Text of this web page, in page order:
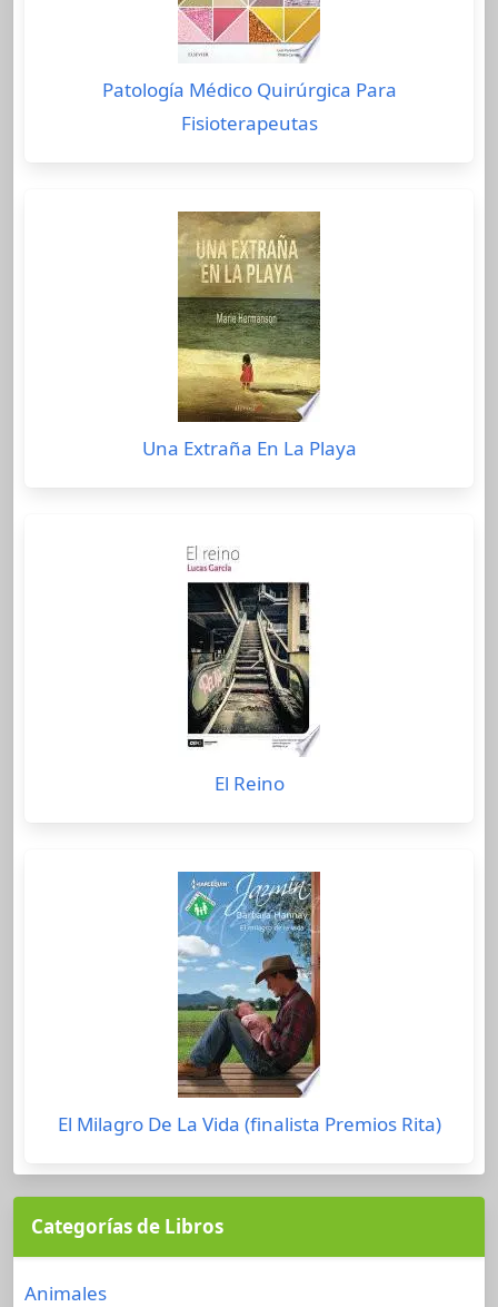
Patología Médico Quirúrgica Para
Fisioterapeutas
Una Extraña En La Playa
El Reino
El Milagro De La Vida (finalista Premios Rita)
Categorías de Libros
Animales